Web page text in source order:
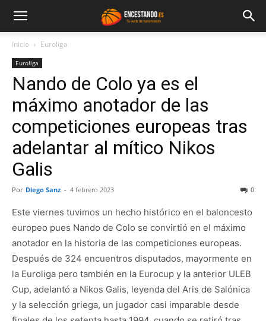
Inicio Euroliga
Euroliga
Nando de Colo ya es el
máximo anotador de las
competiciones europeas tras
adelantar al mítico Nikos
Galis
Por Diego Sanz - 4 febrero 2023 0
Este viernes tuvimos un hecho histórico en el baloncesto
europeo pues Nando de Colo se convirtió en el máximo
anotador en la historia de las competiciones europeas.
Después de 324 encuentros disputados, mayormente en
la Euroliga pero también en la Eurocup y la anterior ULEB
Cup, adelantó a Nikos Galis, leyenda del Aris de Salónica
y la selección griega, un jugador casi imparable desde